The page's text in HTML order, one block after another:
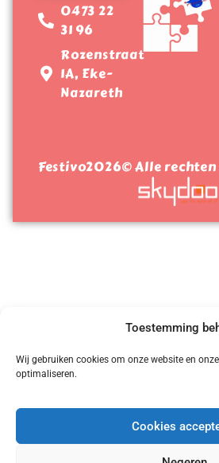
Toestemming
Wij gebruiken cookies om onze website en
optimaliseren.
Cookies
0473 22
31 96
Rozenstraat
1A, Eke-
Nazareth
Festivo2026© Alle